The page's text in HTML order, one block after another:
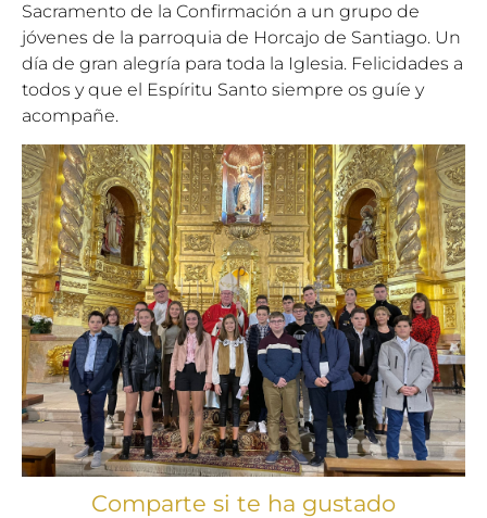
Sacramento de la Confirmación a un grupo de
jóvenes de la parroquia de Horcajo de Santiago. Un
día de gran alegría para toda la Iglesia. Felicidades a
todos y que el Espíritu Santo siempre os guíe y
acompañe.
Comparte si te ha gustado